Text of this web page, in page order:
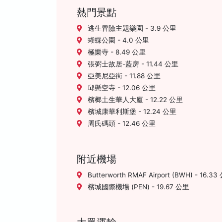
熱門景點
逃生冒險主題樂園 - 3.9 公里
蝴蝶公園 - 4.0 公里
極樂寺 - 8.49 公里
張弼士故居-藍房 - 11.44 公里
亞美尼亞街 - 11.88 公里
邱懸空寺 - 12.06 公里
檳榔土生華人大廈 - 12.22 公里
檳城康華利斯堡 - 12.24 公里
周氏碼頭 - 12.46 公里
附近機場
Butterworth RMAF Airport (BWH) - 16.33
檳城國際機場 (PEN) - 19.67 公里